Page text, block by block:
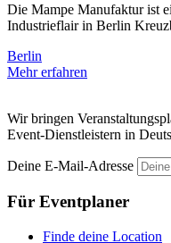
Die Mampe Manufaktur ist
Industrieflair in Berlin
Berlin
Mehr erfahren
Wir bringen
Event-Dienstleistern in
Deine E-Mail-Adresse
Für Eventplaner
Finde deine Location